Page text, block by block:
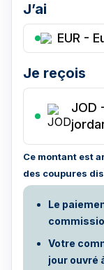
J’ai
EUR -
Je reçois
JOD
Ce montant est
des coupures
Le
Votre
jour ouvré